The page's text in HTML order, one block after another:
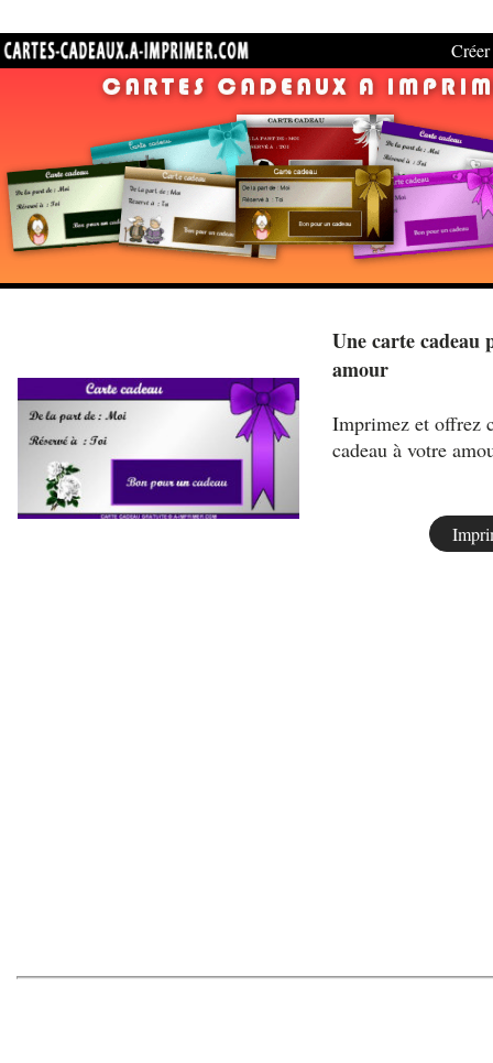
Créer
Une carte cadeau
amour
Imprimez et offrez
cadeau à votre